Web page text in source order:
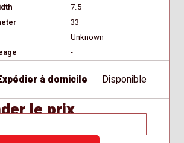
7.5
33
Unknown
-
à domicile Disponible
le prix